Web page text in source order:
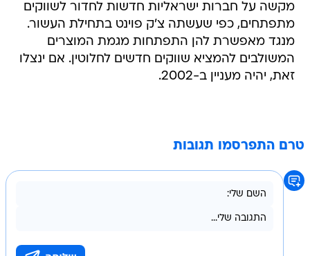
מקשה על חברות ישראליות חדשות לחדור לשווקים
מתפתחים, כפי שעשתה צ'ק פוינט בתחילת העשור.
מנגד מאפשרת להן התפתחות מגמת המוצרים
המשולבים להמציא שווקים חדשים לחלוטין. אם ינצלו
זאת, יהיה מעניין ב-2002.
טרם התפרסמו תגובות